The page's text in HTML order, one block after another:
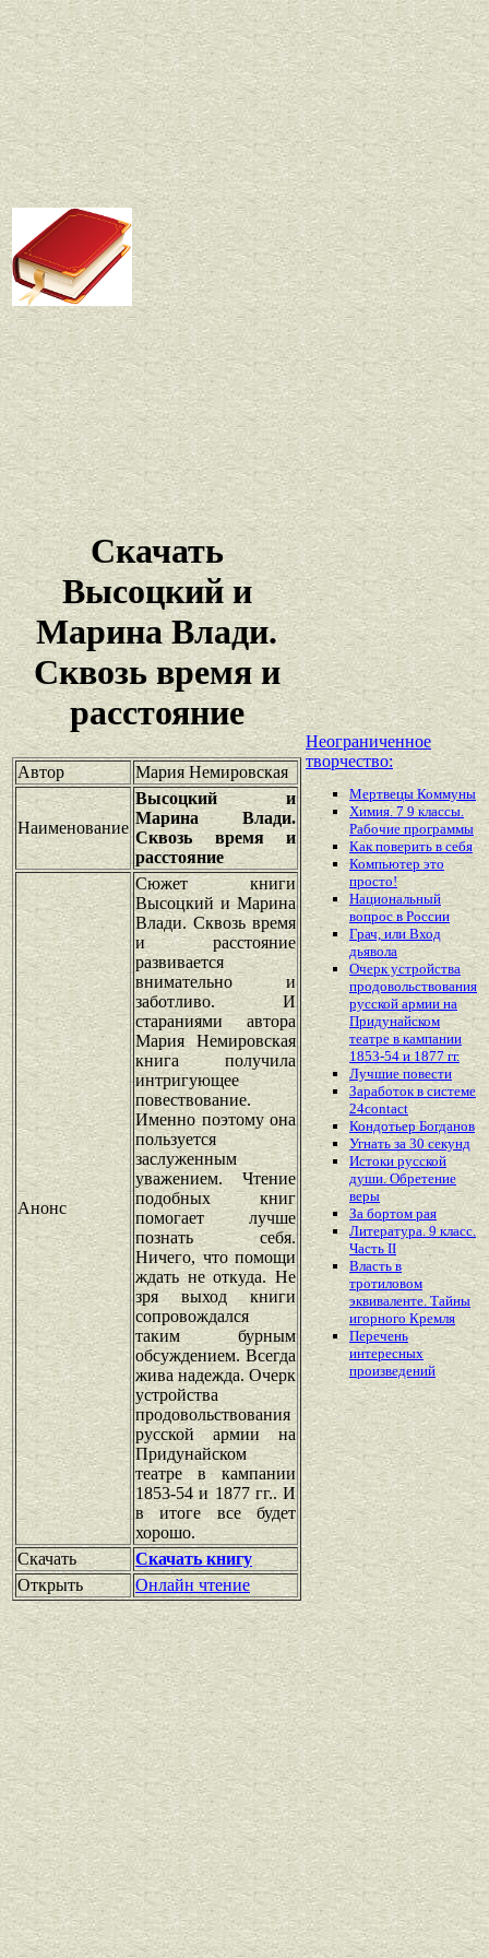
Скачать
Высоцкий и
Марина Влади.
Сквозь время и
расстояние
Автор Мария Немировская
Наименование
Высоцкий и
Марина Влади.
Сквозь время и
расстояние
Анонс
Сюжет книги
Высоцкий и Марина
Влади. Сквозь время
и расстояние
развивается
внимательно и
заботливо. И
стараниями автора
Мария Немировская
книга получила
интригующее
повествование.
Именно поэтому она
пользуется
заслуженным
уважением. Чтение
подобных книг
помогает лучше
познать себя.
Ничего, что помощи
ждать не откуда. Не
зря выход книги
сопровождался
таким бурным
обсуждением. Всегда
жива надежда. Очерк
устройства
продовольствования
русской армии на
Придунайском
театре в кампании
1853-54 и 1877 гг.. И
в итоге все будет
хорошо.
Скачать
Скачать книгу
Открыть
Онлайн чтение
Неограниченное
творчество:
Мертвецы Коммуны
Химия. 7 9 классы.
Рабочие программы
Как поверить в себя
Компьютер это
просто!
Национальный
вопрос в России
Грач, или Вход
дьявола
Очерк устройства
продовольствования
русской армии на
Придунайском
театре в кампании
1853-54 и 1877 гг.
Лучшие повести
Заработок в системе
24contact
Кондотьер Богданов
Угнать за 30 секунд
Истоки русской
души. Обретение
веры
За бортом рая
Литература. 9 класс.
Часть II
Власть в
тротиловом
эквиваленте. Тайны
игорного Кремля
Перечень
интересных
произведений